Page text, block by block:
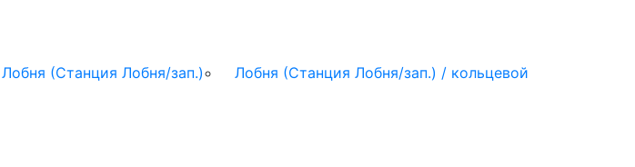
(Станция Лобня/зап.) Лобня (Станция Лобня/зап.) / кольцевой